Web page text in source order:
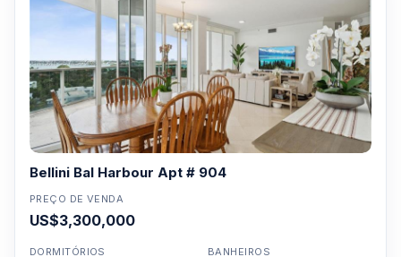
Bellini Bal Harbour Apt # 904
PREÇO DE VENDA
US$3,300,000
DORMITÓRIOS BANHEIROS